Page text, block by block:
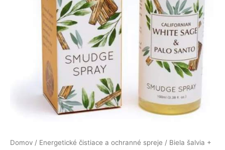
Domov / Energetické čistiace a ochranné spreje / Biela šalvia +